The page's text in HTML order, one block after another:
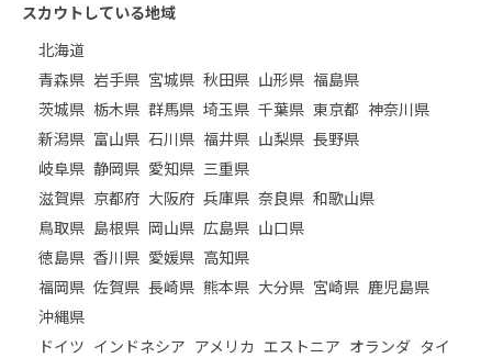
スカウトしている地域
北海道
青森県 岩手県 宮城県 秋田県 山形県 福島県
茨城県 栃木県 群馬県 埼玉県 千葉県 東京都 神奈川県
新潟県 富山県 石川県 福井県 山梨県 長野県
岐阜県 静岡県 愛知県 三重県
滋賀県 京都府 大阪府 兵庫県 奈良県 和歌山県
鳥取県 島根県 岡山県 広島県 山口県
徳島県 香川県 愛媛県 高知県
福岡県 佐賀県 長崎県 熊本県 大分県 宮崎県 鹿児島県
沖縄県
ドイツ インドネシア アメリカ エストニア オランダ タイ